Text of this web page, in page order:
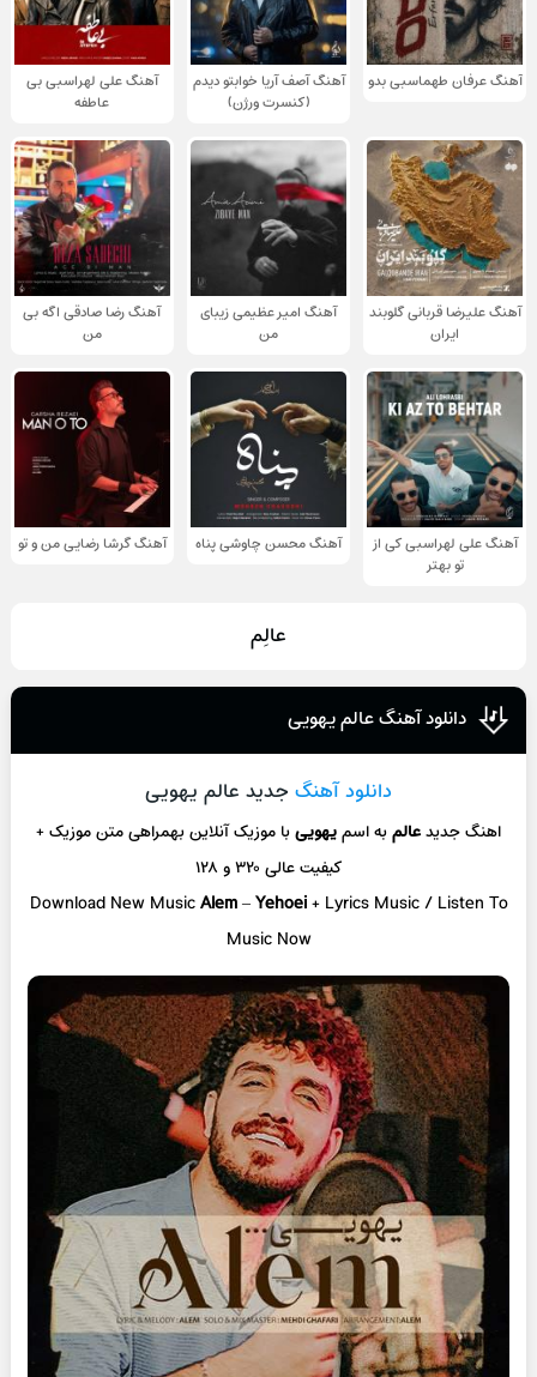
آهنگ عرفان طهماسبی بدو
آهنگ آصف آریا خوابتو دیدم
(کنسرت ورژن)
آهنگ علی لهراسبی بی
عاطفه
آهنگ علیرضا قربانی گلوبند
ایران
آهنگ امیر عظیمی زیبای
من
آهنگ رضا صادقی اگه بی
من
آهنگ علی لهراسبی کی از
تو ‌بهتر
آهنگ محسن چاوشی پناه آهنگ گرشا رضایی من و تو
عالِم
دانلود آهنگ عالم یهویی
دانلود آهنگ جدید عالم یهویی
اهنگ جدیدعالمبه اسمیهوییبا موزیک آنلاینبهمراهی متن موزیک +
کیفیت عالی ۳۲۰ و ۱۲۸
Download New MusicAlem–Yehoei+ Lyrics Music / Listen To
Music Now